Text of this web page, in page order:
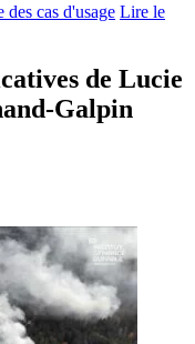
des cas d'usage Lire le
de Lucie
Galpin